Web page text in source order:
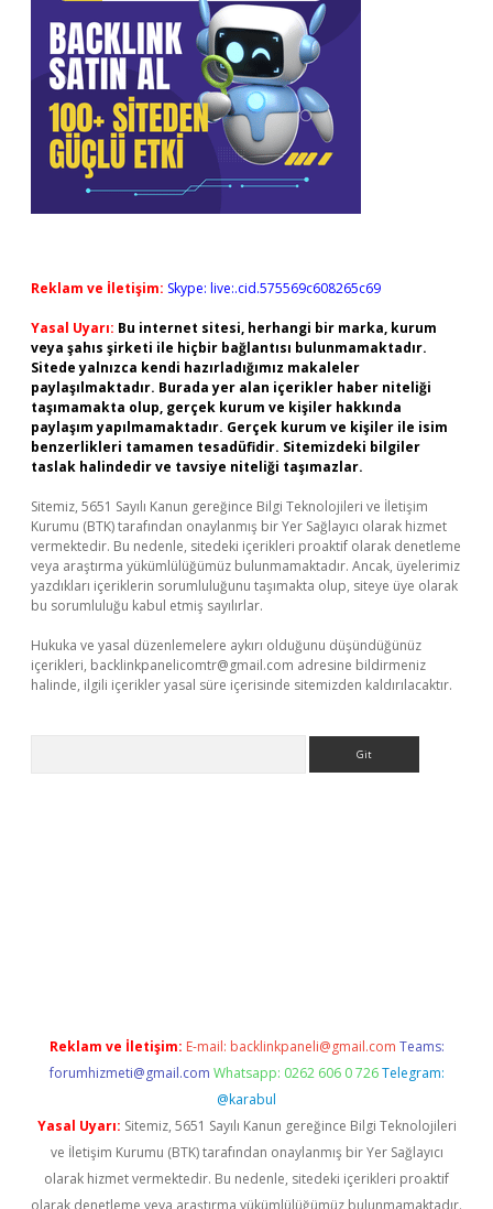
Reklam ve İletişim: Skype: live:.cid.575569c608265c69
Yasal Uyarı: Bu internet sitesi, herhangi bir marka, kurum
veya şahıs şirketi ile hiçbir bağlantısı bulunmamaktadır.
Sitede yalnızca kendi hazırladığımız makaleler
paylaşılmaktadır. Burada yer alan içerikler haber niteliği
taşımamakta olup, gerçek kurum ve kişiler hakkında
paylaşım yapılmamaktadır. Gerçek kurum ve kişiler ile isim
benzerlikleri tamamen tesadüfidir. Sitemizdeki bilgiler
taslak halindedir ve tavsiye niteliği taşımazlar.
Sitemiz, 5651 Sayılı Kanun gereğince Bilgi Teknolojileri ve İletişim
Kurumu (BTK) tarafından onaylanmış bir Yer Sağlayıcı olarak hizmet
vermektedir. Bu nedenle, sitedeki içerikleri proaktif olarak denetleme
veya araştırma yükümlülüğümüz bulunmamaktadır. Ancak, üyelerimiz
yazdıkları içeriklerin sorumluluğunu taşımakta olup, siteye üye olarak
bu sorumluluğu kabul etmiş sayılırlar.
Hukuka ve yasal düzenlemelere aykırı olduğunu düşündüğünüz
içerikleri, backlinkpanelicomtr@gmail.com adresine bildirmeniz
halinde, ilgili içerikler yasal süre içerisinde sitemizden kaldırılacaktır.
Reklam ve İletişim: E-mail: backlinkpaneli@gmail.com Teams:
forumhizmeti@gmail.com Whatsapp: 0262 606 0 726 Telegram:
@karabul
Yasal Uyarı: Sitemiz, 5651 Sayılı Kanun gereğince Bilgi Teknolojileri
ve İletişim Kurumu (BTK) tarafından onaylanmış bir Yer Sağlayıcı
olarak hizmet vermektedir. Bu nedenle, sitedeki içerikleri proaktif
olarak denetleme veya araştırma yükümlülüğümüz bulunmamaktadır.